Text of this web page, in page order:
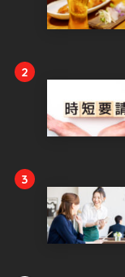
2
3